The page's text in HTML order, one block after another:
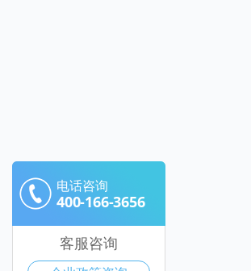
电话咨询
400-166-3656
客服咨询